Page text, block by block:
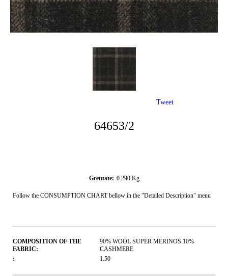
64653/2
Greutate: 0.290 Kg
Follow the CONSUMPTION CHART bellow in the "Detailed Description" menu
COMPOSITION OF THE
FABRIC:
90% WOOL SUPER MERINOS 10%
CASHMERE
:
1.50
Tweet